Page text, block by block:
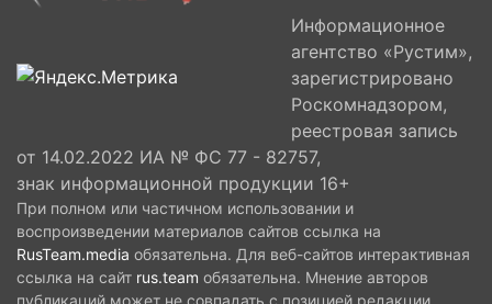
Информационное
агентство «Рустим»,
зарегистрировано
Роскомнадзором,
реестровая запись
от 14.02.2022 ИА № ФС 77 - 82757,
знак информационной продукции 16+
При полном или частичном использовании и
воспроизведении материалов сайтов ссылка на
RusTeam.media обязательна. Для веб-сайтов интерактивная
ссылка на сайт rus.team обязательна. Мнение авторов
публикаций может не совпадать с позицией редакции